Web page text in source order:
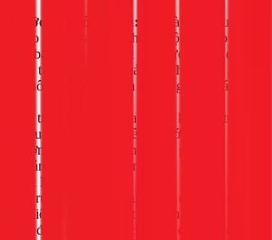
thước và không gian: Đây là bước quan
đo chính xác kích thước (rộng x cao x
rửa bát và so sánh với khu vực tủ bếp dự
tủ sau khi sửa phải rộng hơn máy
lưu thông không khí và dễ dàng đưa máy
Vị trí lý tưởng là ngay cạnh khoang tủ
Điều này giúp việc kết nối với đường
đường ống thoát trở nên đơn giản và
giảm thiểu nguy cơ rò rỉ.
& Nước chờ:
Máy rửa bát có công suất cao, cần một ổ
riêng biệt, có dây nối đất để đảm bảo an
Tuyệt đối không dùng chung ổ cắm với các